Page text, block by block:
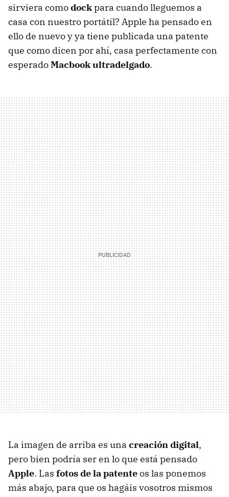
sirviera comodockpara cuando lleguemos a
casa con nuestro portátil? Apple ha pensado en
ello de nuevo y ya tiene publicada una patente
que como dicen por ahí, casa perfectamente con
esperadoMacbook ultradelgado.
La imagen de arriba es una creación digital,
pero bien podría ser en lo que está pensado
Apple. Las fotos de la patenteos las ponemos
más abajo, para que os hagáis vosotros mismos